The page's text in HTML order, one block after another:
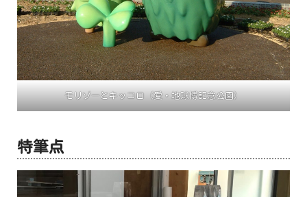
モリゾーとキッコロ（愛・地球博記念公園）
特筆点